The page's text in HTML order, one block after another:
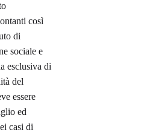
così
di
sociale e
esclusiva di
del
essere
ed
casi di